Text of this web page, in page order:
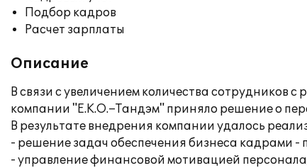
Подбор кадров
Расчет зарплаты
Описание
В связи с увеличением количества
компании "Е.К.О.–Тандэм" приняло решение о
В результате внедрения компании удалось
- решение задач обеспечения бизнеса кадрами -
- управление финансовой мотивацией